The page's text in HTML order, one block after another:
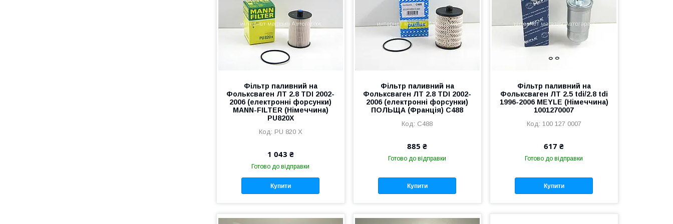
Фільтр паливний на
Фольксваген ЛТ 2.8 TDI 2002-
2006 (електронні форсунки)
MANN-FILTER (Німеччина)
PU820X
PU 820 X
1 043 ₴
Готово до відправки
Купити
Фільтр паливний на
Фольксваген ЛТ 2.8 TDI 2002-
2006 (електронні форсунки)
ПОЛЬЩА (Франція) C488
C488
885 ₴
Готово до відправки
Купити
Фільтр паливний на
Фольксваген ЛТ 2.5 tdi/2.8 tdi
1996-2006 MEYLE (Німеччина)
1001270007
100 127 0007
617 ₴
Готово до відправки
Купити